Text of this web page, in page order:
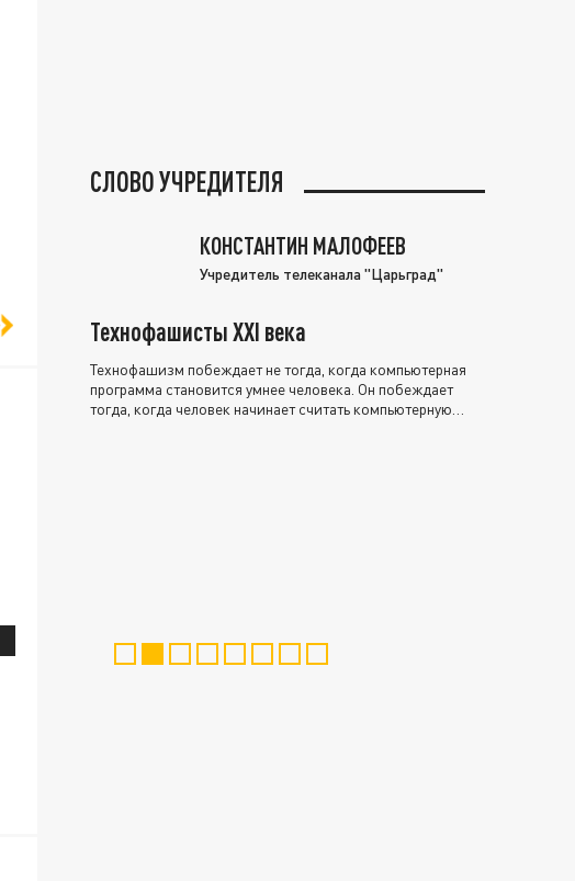
СЛОВО УЧРЕДИТЕЛЯ
КОНСТАНТИН МАЛОФЕЕВ
Учредитель телеканала "Царьград"
Технофашисты XXI века
Технофашизм побеждает не тогда, когда компьютерная
программа становится умнее человека. Он побеждает
тогда, когда человек начинает считать компьютерную